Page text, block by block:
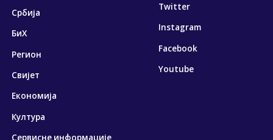
Србија
БиХ
Регион
Свијет
Економија
Култура
Сервисне информације
Twitter
Instagram
Facebook
Youtube